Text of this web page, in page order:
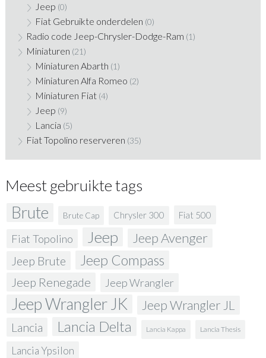
Jeep (0)
Fiat Gebruikte onderdelen (0)
Radio code Jeep-Chrysler-Dodge-Ram (1)
Miniaturen (21)
Miniaturen Abarth (1)
Miniaturen Alfa Romeo (2)
Miniaturen Fiat (4)
Jeep (9)
Lancia (5)
Fiat Topolino reserveren (35)
Meest gebruikte tags
Brute Brute Cap Chrysler 300 Fiat 500
Fiat Topolino Jeep Jeep Avenger
Jeep Brute Jeep Compass
Jeep Renegade Jeep Wrangler
Jeep Wrangler JK Jeep Wrangler JL
Lancia Lancia Delta Lancia Kappa Lancia Thesis
Lancia Ypsilon